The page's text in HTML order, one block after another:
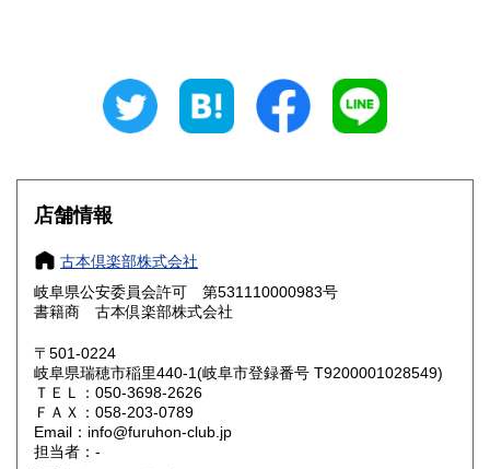
800円 三重県
大阪府
奈良県 800円
鳥取県 800円 島根県
岡山県
山口県 800円
香川県 800円
店舗情報
古本倶楽部株式会社
岐阜県公安委員会許可 第531110000983号
書籍商 古本倶楽部株式会社
〒501-0224
岐阜県瑞穂市稲里440-1(岐阜市登録番号 T9200001028549)
ＴＥＬ：050-3698-2626
ＦＡＸ：058-203-0789
Email：info@furuhon-club.jp
担当者：-